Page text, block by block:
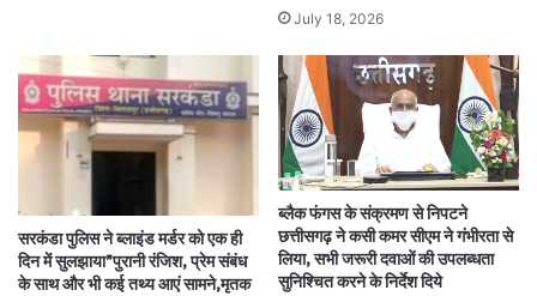
July 18, 2026
सरकंडा पुलिस ने ब्लाइंड मर्डर को एक ही
दिन में सुलझाया”पुरानी रंजिश, प्रेम संबंध
के साथ और भी कई तथ्य आएं सामने,मृतक
ब्लैक फंगस के संक्रमण से निपटने
छत्तीसगढ़ ने कसी कमर सीएम ने गंभीरता से
लिया, सभी जरूरी दवाओं की उपलब्धता
सुनिश्चित करने के निर्देश दिये